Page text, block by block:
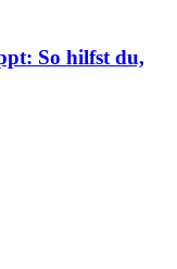
So hilfst du,